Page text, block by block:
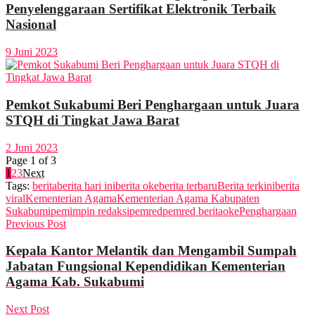
Penyelenggaraan Sertifikat Elektronik Terbaik
Nasional
9 Juni 2023
Pemkot Sukabumi Beri Penghargaan untuk Juara
STQH di Tingkat Jawa Barat
2 Juni 2023
Page 1 of 3
1 23Next
Tags: beritaberita hari iniberita okeberita terbaruBerita terkiniberita
viralKementerian AgamaKementerian Agama Kabupaten
Sukabumipemimpin redaksipemredpemred beritaokePenghargaan
Previous Post
Kepala Kantor Melantik dan Mengambil Sumpah
Jabatan Fungsional Kependidikan Kementerian
Agama Kab. Sukabumi
Next Post